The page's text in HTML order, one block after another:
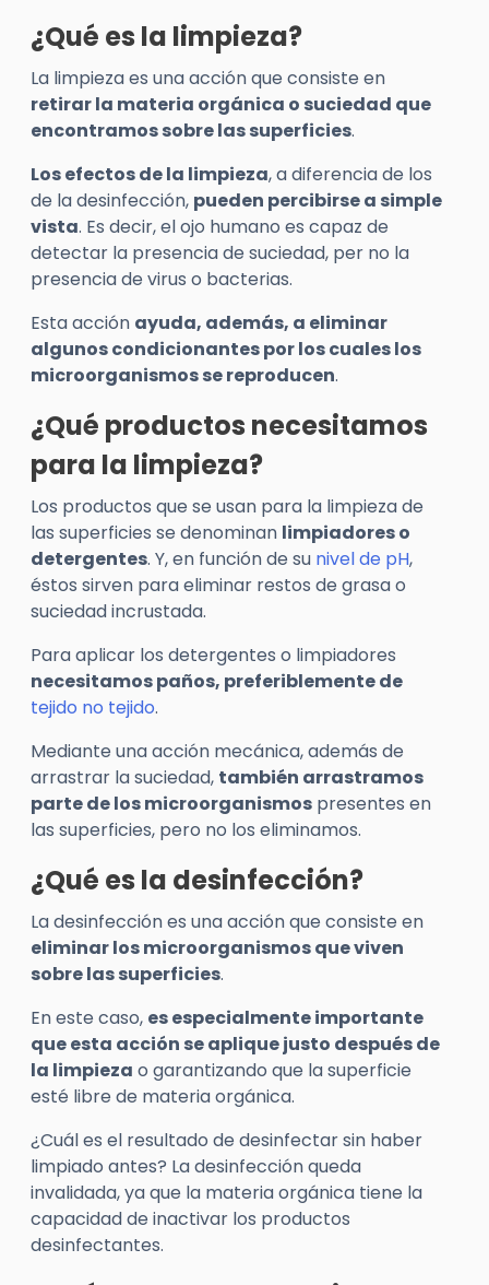
¿Qué es la limpieza?
La limpieza es una acción que consiste en
retirar la materia orgánica o suciedad que
encontramos sobre las superficies.
Los efectos de la limpieza, a diferencia de los
de la desinfección, pueden percibirse a simple
vista. Es decir, el ojo humano es capaz de
detectar la presencia de suciedad, per no la
presencia de virus o bacterias.
Esta acción ayuda, además, a eliminar
algunos condicionantes por los cuales los
microorganismos se reproducen.
¿Qué productos necesitamos
para la limpieza?
Los productos que se usan para la limpieza de
las superficies se denominan limpiadores o
detergentes. Y, en función de su nivel de pH,
éstos sirven para eliminar restos de grasa o
suciedad incrustada.
Para aplicar los detergentes o limpiadores
necesitamos paños, preferiblemente de
tejido no tejido.
Mediante una acción mecánica, además de
arrastrar la suciedad, también arrastramos
parte de los microorganismos presentes en
las superficies, pero no los eliminamos.
¿Qué es la desinfección?
La desinfección es una acción que consiste en
eliminar los microorganismos que viven
sobre las superficies.
En este caso, es especialmente importante
que esta acción se aplique justo después de
la limpieza o garantizando que la superficie
esté libre de materia orgánica.
¿Cuál es el resultado de desinfectar sin haber
limpiado antes? La desinfección queda
invalidada, ya que la materia orgánica tiene la
capacidad de inactivar los productos
desinfectantes.